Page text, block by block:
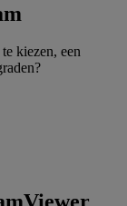
kiezen, een